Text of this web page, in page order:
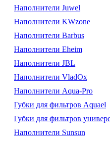
Наполнители Juwel
Наполнители KWzone
Наполнители Barbus
Наполнители Eheim
Наполнители JBL
Наполнители VladOx
Наполнители Aqua-Pro
Губки для фильтров Aquael
Губки для фильтров
Наполнители Sunsun